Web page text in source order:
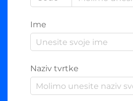
Ime
Naziv tvrtke